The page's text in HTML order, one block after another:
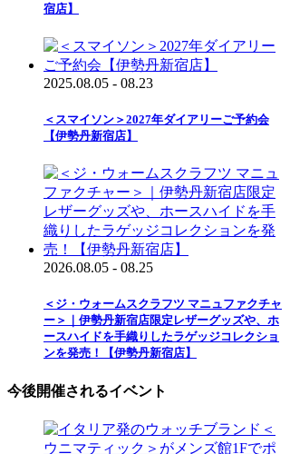
宿店】
2025.08.05 - 08.23
＜スマイソン＞2027年ダイアリーご予約会
【伊勢丹新宿店】
2026.08.05 - 08.25
＜ジ・ウォームスクラフツ マニュファクチャ
ー＞｜伊勢丹新宿店限定レザーグッズや、ホ
ースハイドを手織りしたラゲッジコレクショ
ンを発売！【伊勢丹新宿店】
今後開催されるイベント